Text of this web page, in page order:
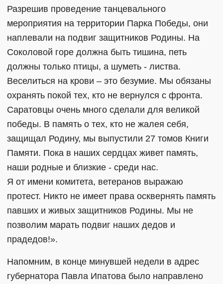
Разрешив проведение танцевального
мероприятия на территории Парка Победы, они
наплевали на подвиг защитников Родины. На
Соколовой горе должна быть тишина, петь
должны только птицы, а шуметь - листва.
Веселиться на крови – это безумие. Мы обязаны
охранять покой тех, кто не вернулся с фронта.
Саратовцы очень много сделали для великой
победы. В память о тех, кто не жалея себя,
защищал Родину, мы выпустили 27 томов Книги
Памяти. Пока в наших сердцах живет память,
наши родные и близкие - среди нас.
Я от имени комитета, ветеранов выражаю
протест. Никто не имеет права осквернять память
павших и живых защитников Родины. Мы не
позволим марать подвиг наших дедов и
прадедов!».
Напомним, в конце минувшей недели в адрес
губернатора Павла Ипатова было направлено